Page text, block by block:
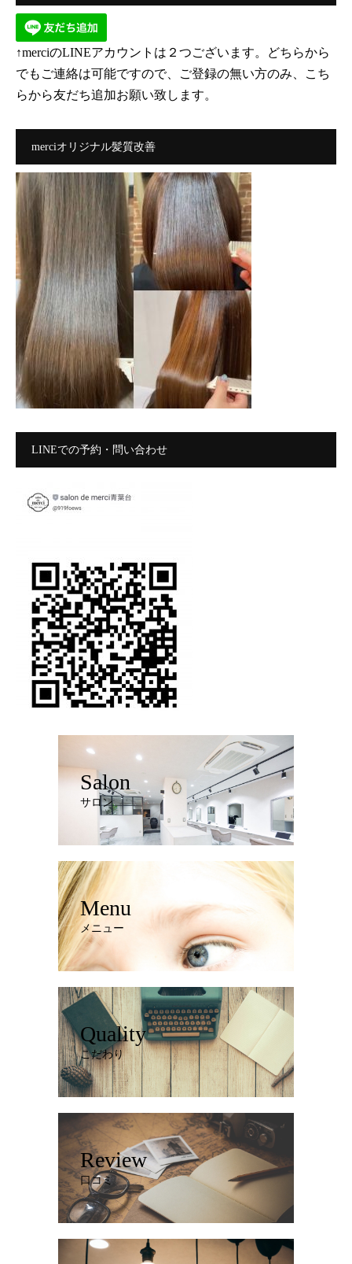
↑merciのLINEアカウントは２つございます。どちらから
でもご連絡は可能ですので、ご登録の無い方のみ、こち
らから友だち追加お願い致します。
merciオリジナル髪質改善
LINEでの予約・問い合わせ
Salon
サロン
Menu
メニュー
Quality
こだわり
Review
口コミ